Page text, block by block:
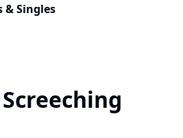
& Singles